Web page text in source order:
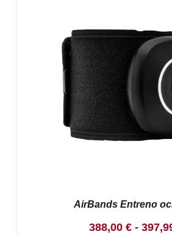
AirBands Entreno
388,00 € -